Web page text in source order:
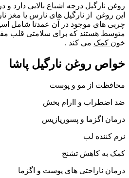
روغن نارگیل درجه اشباع بالایی دارد
این روغن از نارگیل های نارس یا مغز
چربی های موجود در آن عمدتا شامل
متوسط هستند که برای سلامتی قلب
خون کمک می کند .
خواص روغن نارگیل پاشا
محافظت از مو و پوست
ضد اضطراب و اارام بخش
درمان اگزما و پسوریازیس
نرم کننده لب
کمک به کاهش تشنج‌
درمان ناراحتی های پوست و اگزما